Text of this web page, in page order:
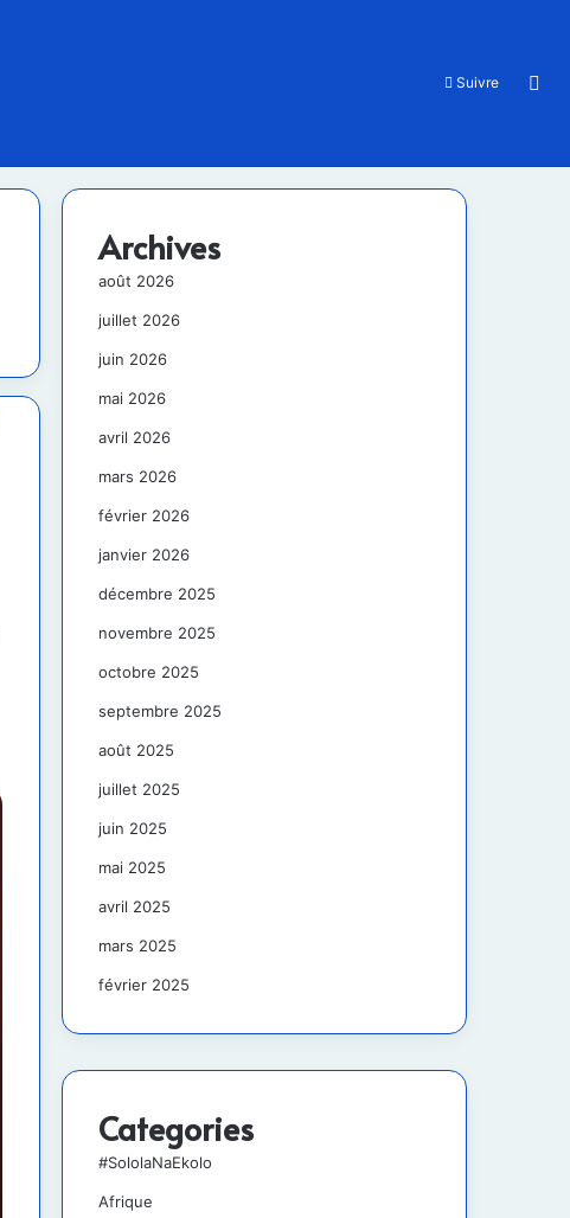
Suivre
Archives
août 2026
juillet 2026
juin 2026
mai 2026
avril 2026
mars 2026
février 2026
janvier 2026
décembre 2025
novembre 2025
octobre 2025
septembre 2025
août 2025
juillet 2025
juin 2025
mai 2025
avril 2025
mars 2025
février 2025
Categories
#SololaNaEkolo
Afrique